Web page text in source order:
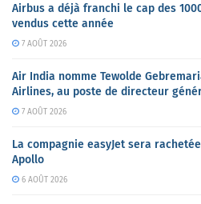
Airbus a déjà franchi le cap des
vendus cette année
7 AOÛT 2026
Air India nomme Tewolde
Airlines, au poste de directeur
7 AOÛT 2026
La compagnie easyJet sera
Apollo
6 AOÛT 2026